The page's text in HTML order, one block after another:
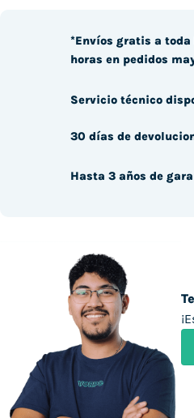
*Envíos gratis a
horas en pedidos
Servicio técnico
30 días de
Hasta 3 años de